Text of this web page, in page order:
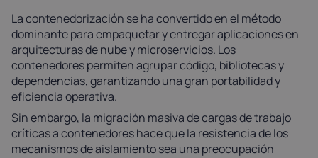
La contenedorización se ha convertido en el método
dominante para empaquetar y entregar aplicaciones en
arquitecturas de nube y microservicios. Los
contenedores permiten agrupar código, bibliotecas y
dependencias, garantizando una gran portabilidad y
eficiencia operativa.
Sin embargo, la migración masiva de cargas de trabajo
críticas a contenedores hace que la resistencia de los
mecanismos de aislamiento sea una preocupación